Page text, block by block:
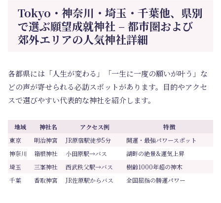
Tokyo・神奈川・埼玉・千葉他、県別
で選ぶ願望成就神社 – 都市圏および
郊外エリアの人気神社詳細
各都県には「人生が変わる」「一生に一度の願いが叶う」な
どの声が寄せられる必訪スポットがあります。目的やアクセ
スで選びやすい代表的な神社を紹介します。
地域 神社名 アクセス例
特徴
東京
明治神宮 JR原宿駅徒歩5分
開運・最強パワースポット
神奈川
箱根神社 小田原駅→バス
湖畔の絶景&運気上昇
埼玉
三峯神社 西武秩父駅→バス
樹齢1000年超の神木
千葉
香取神宮 JR佐原駅からバス 全国屈指の勝運パワー